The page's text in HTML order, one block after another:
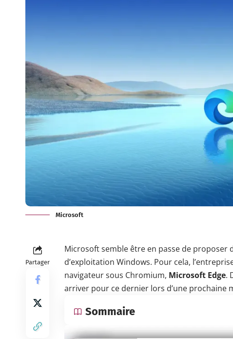
Microsoft
Partager
Microsoft semble être en passe de proposer
d’exploitation Windows. Pour cela,
navigateur sous Chromium, Microsoft Edge.
arriver pour ce dernier lors d’une prochaine
Sommaire